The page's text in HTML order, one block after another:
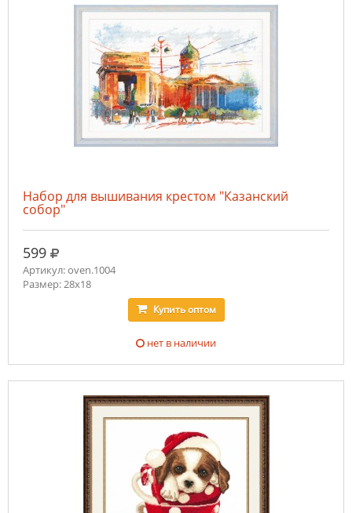
Набор для вышивания крестом "Казанский
собор"
599 руб.
Артикул: oven.1004
Размер: 28х18
Купитьоптом
нет в наличии